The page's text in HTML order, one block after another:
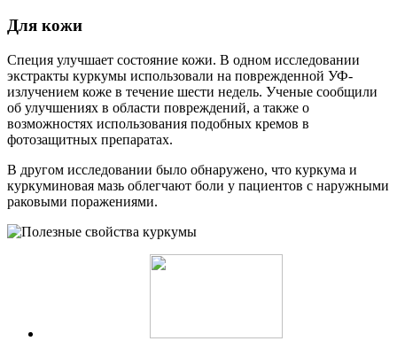
Для кожи
Специя улучшает состояние кожи. В одном исследовании
экстракты куркумы использовали на поврежденной УФ-
излучением коже в течение шести недель. Ученые сообщили
об улучшениях в области повреждений, а также о
возможностях использования подобных кремов в
фотозащитных препаратах.
В другом исследовании было обнаружено, что куркума и
куркуминовая мазь облегчают боли у пациентов с наружными
раковыми поражениями.